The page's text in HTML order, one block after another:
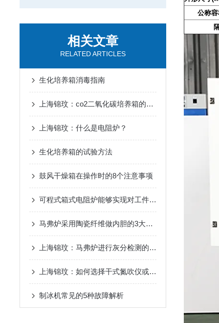
相关文章
RELATED ARTICLES
生化培养箱消毒指南
上海锦玟：co2二氧化碳培养箱的调控讲解
上海锦玟：什么是电阻炉？
生化培养箱的试验方法
鼓风干燥箱在操作时的8个注意事项
可程式箱式电阻炉能够实现对工件的准确加热
马弗炉采用陶瓷纤维做内胆的3大好处
上海锦玟：马弗炉进行灰分检测的注意事项
上海锦玟：如何选择干式氮吹仪或者水浴氮吹仪
制冰机常见的5种故障解析
公称